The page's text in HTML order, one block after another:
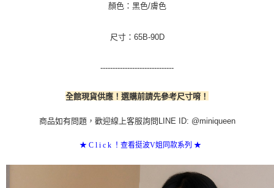
顏色：黑色/膚色
尺寸：65B-90D
------------------------------
全館現貨供應！選購前請先參考尺寸唷！
商品如有問題，歡迎線上客服詢問LINE ID: @miniqueen
★ C l i c k ！查看挺波V姐同款系列 ★